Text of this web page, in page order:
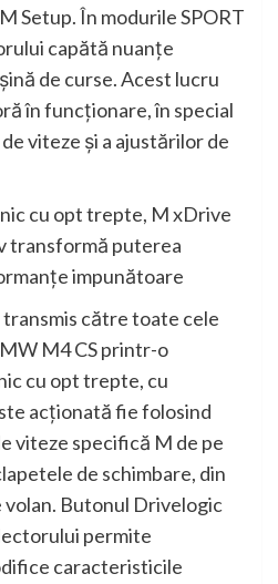
Setup. În modurile SPORT
capătă nuanţe
de curse. Acest lucru
în funcţionare, în special
viteze şi a ajustărilor de
cu opt trepte, M xDrive
transformă puterea
impunătoare
către toate cele
M4 CS printr-o
cu opt trepte, cu
acţionată fie folosind
viteze specifică M de pe
de schimbare, din
volan. Butonul Drivelogic
permite
caracteristicile